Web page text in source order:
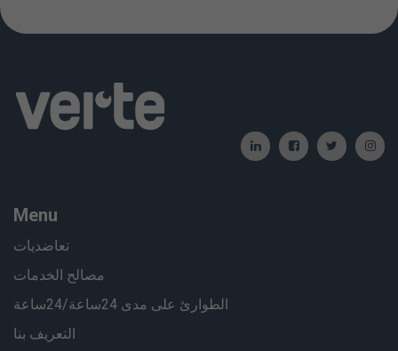
Menu
تعاضديات
مصالح الخدمات
الطوارئ على مدى 24ساعة/24ساعة
التعريف بنا